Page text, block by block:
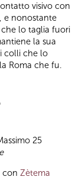
visivo con
e nonostante
che lo taglia fuori
la sua
colli che lo
Roma che fu.
25
con Zètema